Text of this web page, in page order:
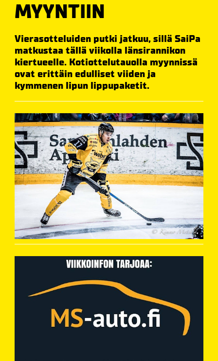
MYYNTIIN
Vierasotteluiden putki jatkuu, sillä SaiPa
matkustaa tällä viikolla länsirannikon
kiertueelle. Kotiottelutauolla myynnissä
ovat erittäin edulliset viiden ja
kymmenen lipun lippupaketit.